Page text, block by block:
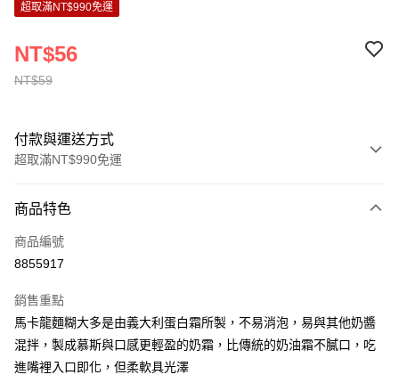
超取滿NT$990免運
NT$59
NT$56
付款與運送方式
超取滿NT$990免運
信用卡一次付款
超商取貨付款
Apple Pay
街口支付
商品特色
商品編號
8855917
銷售重點
馬卡龍麵糊大多是由義大利蛋白霜所製，不易消泡，易與其他奶醬
混拌，製成慕斯與口感更輕盈的奶霜，比傳統的奶油霜不膩口，吃
進嘴裡入口即化，但柔軟具光澤